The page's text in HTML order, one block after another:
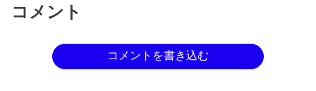
コメント
コメントを書き込む